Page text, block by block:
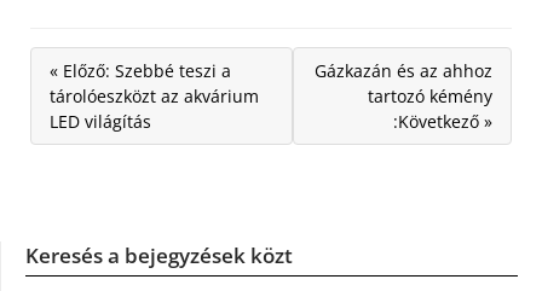
« Előző: Szebbé teszi a
tárolóeszközt az akvárium
LED világítás
Gázkazán és az ahhoz
tartozó kémény
:Következő »
Keresés a bejegyzések közt